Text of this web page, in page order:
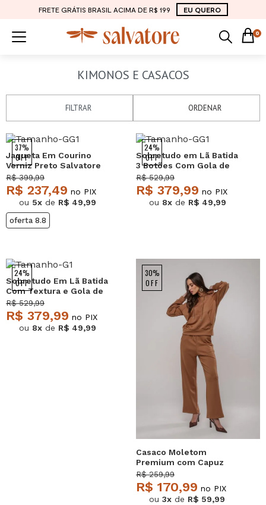
FRETE GRÁTIS BRASIL ACIMA DE R$ 199 EU QUERO
0
KIMONOS E CASACOS
FILTRAR ORDENAR
37%
OFF
Jaqueta Em Courino
Verniz Preto Salvatore
R$ 399,99
R$ 237,49 no PIX
ou 5x de R$ 49,99
oferta 8.8
24%
OFF
Sobretudo em Lã Batida
3 Botões Com Gola de
Pelo Preto Salvatore
R$ 529,99
R$ 379,99 no PIX
ou 8x de R$ 49,99
24%
OFF
Sobretudo Em Lã Batida
Com Textura e Gola de
Pelo Removível Bege
Salvatore
R$ 529,99
R$ 379,99 no PIX
ou 8x de R$ 49,99
30%
OFF
Casaco Moletom
Premium com Capuz
Caramelo Salvatore
R$ 259,99
R$ 170,99 no PIX
ou 3x de R$ 59,99